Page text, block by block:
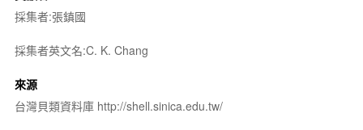
採集者:張鎮國
採集者英文名:C. K. Chang
來源
台灣貝類資料庫 http://shell.sinica.edu.tw/